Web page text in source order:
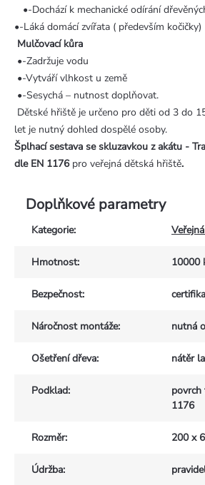
•-Dochází k mechanické odírání
•-Láká domácí zvířata ( především kočičky)
Mulčovací kůra
•-Zadržuje vodu
•-Vytváří vlhkost u země
•-Sesychá – nutnost doplňovat.
Dětské hřiště je určeno pro děti od 3 do
let je nutný dohled dospělé osoby.
Šplhací sestava se skluzavkou z akátu -
dle EN 1176pro veřejná dětská hřiště.
Doplňkové parametry
Kategorie:
Hmotnost: 10000
Bezpečnost:
Náročnost montáže: nutná
Ošetření dřeva: nátěr
Podklad:
povrch
1176
Rozměr: 200 x
Údržba: